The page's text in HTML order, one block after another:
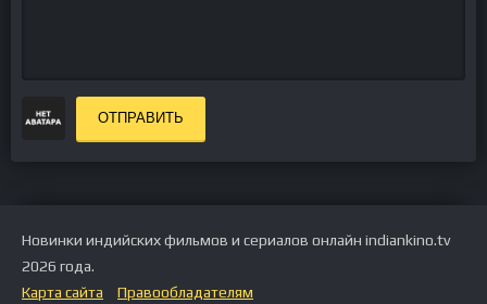
ОТПРАВИТЬ
Новинки индийских фильмов и сериалов онлайн indiankino.tv
2026 года.
Карта сайта
Правообладателям